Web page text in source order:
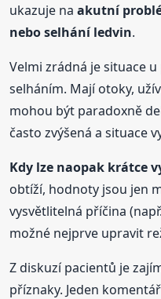
ukazuje naakutní
nebo selhání ledvin.
Velmi zrádná je situace
selháním. Mají otoky,
mohou být paradoxně
často zvýšená a situace
Kdy lze naopak krátce
obtíží, hodnoty jsou jen
vysvětlitelná příčina
možné nejprve upravit
Z diskuzí pacientů je
příznaky. Jeden